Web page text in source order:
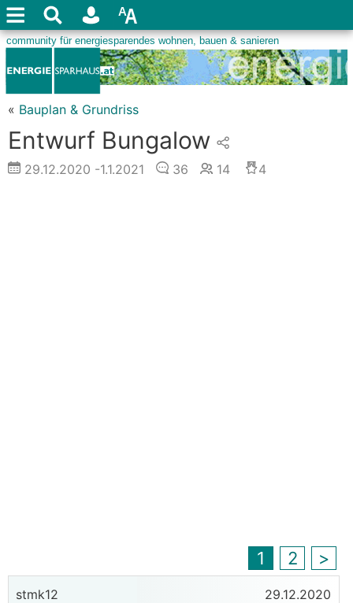
« Bauplan & Grundriss
Entwurf Bungalow
29.12.2020 -1.1.2021 36 14 4
1 2 >
stmk12 29.12.2020